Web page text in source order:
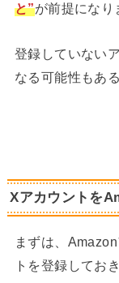
と”が前提になり
登録していない
なる可能性もあ
Xアカウントを
まずは、
トを登録してお